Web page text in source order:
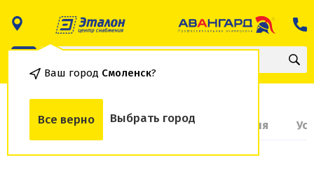
Ваш город Смоленск?
Все верно Выбрать город
О товаре Доставка и оплата Гарантия